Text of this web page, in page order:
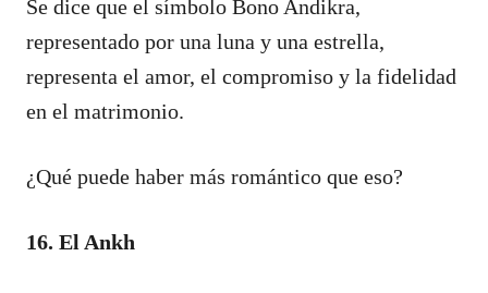
Se dice que el símbolo Bono Andikra,
representado por una luna y una estrella,
representa el amor, el compromiso y la fidelidad
en el matrimonio.
¿Qué puede haber más romántico que eso?
16. El Ankh